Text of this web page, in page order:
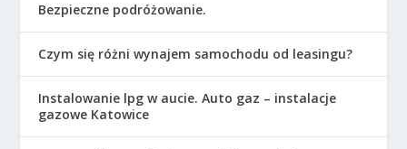
Bezpieczne podróżowanie.
Czym się różni wynajem samochodu od leasingu?
Instalowanie lpg w aucie. Auto gaz – instalacje
gazowe Katowice